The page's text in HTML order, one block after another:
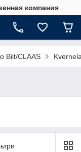
компания
Bilt/CLAAS